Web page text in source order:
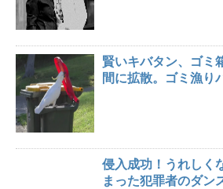
賢いキバタン、ゴミ
間に拡散。ゴミ漁り
侵入成功！うれしく
まった犯罪者のダン